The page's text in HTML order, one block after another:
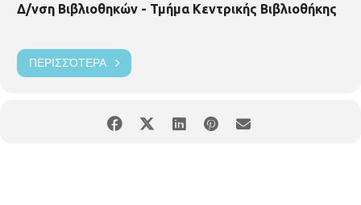
Δ/νση Βιβλιοθηκών - Τμήμα Κεντρικής Βιβλιοθήκης
ΠΕΡΙΣΣΌΤΕΡΑ